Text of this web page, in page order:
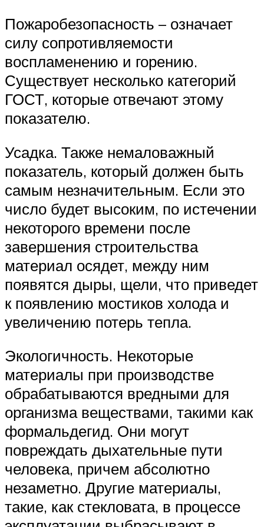
Пожаробезопасность – означает
силу сопротивляемости
воспламенению и горению.
Существует несколько категорий
ГОСТ, которые отвечают этому
показателю.
Усадка. Также немаловажный
показатель, который должен быть
самым незначительным. Если это
число будет высоким, по истечении
некоторого времени после
завершения строительства
материал осядет, между ним
появятся дыры, щели, что приведет
к появлению мостиков холода и
увеличению потерь тепла.
Экологичность. Некоторые
материалы при производстве
обрабатываются вредными для
организма веществами, такими как
формальдегид. Они могут
повреждать дыхательные пути
человека, причем абсолютно
незаметно. Другие материалы,
такие, как стекловата, в процессе